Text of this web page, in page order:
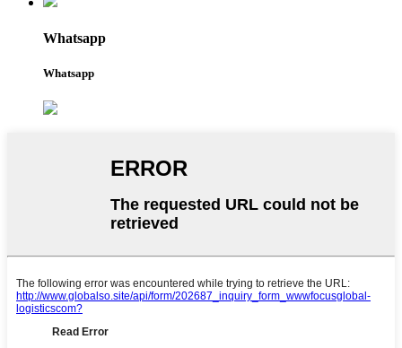
Whatsapp
Whatsapp